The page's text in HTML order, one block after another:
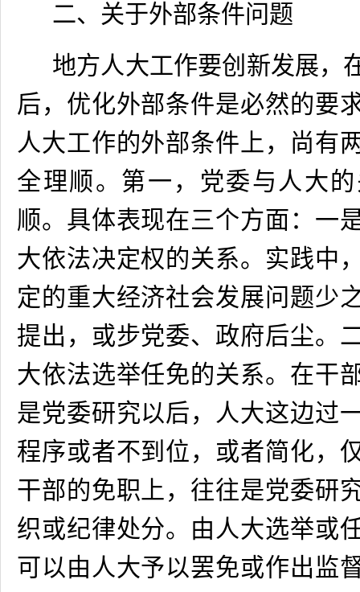
二、关于外部条件问题
地方人大工作要创新发展，
后，优化外部条件是必然的要
人大工作的外部条件上，尚有
全理顺。第一，党委与人大
顺。具体表现在三个方面：一
大依法决定权的关系。实践中
定的重大经济社会发展问题少
提出，或步党委、政府后尘。
大依法选举任免的关系。在干
是党委研究以后，人大这边过
程序或者不到位，或者简化，
干部的免职上，往往是党委研
织或纪律处分。由人大选举或
可以由人大予以罢免或作出监